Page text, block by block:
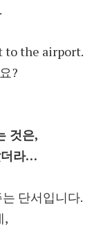
to the airport.
?
것은,
더라…
단서입니다.
,